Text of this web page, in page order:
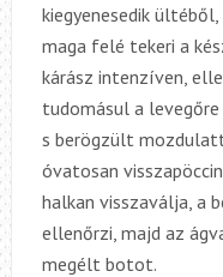
kiegyenesedik
maga felé tekeri a
kárász intenzíven,
tudomásul a
s berögzült
óvatosan
halkan visszaválja, a
ellenőrzi, majd az
megélt botot.